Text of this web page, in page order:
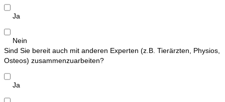
Ja
Nein
Sind Sie bereit auch mit anderen Experten (z.B. Tierärzten, Physios,
Osteos) zusammenzuarbeiten?
Ja